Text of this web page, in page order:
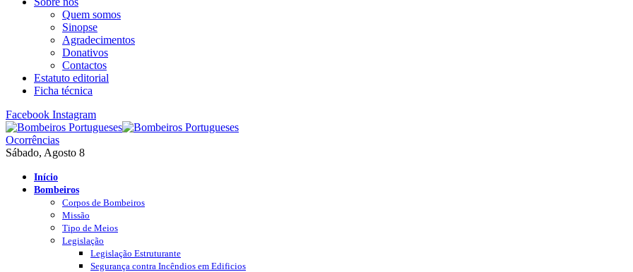
Quem somos
Sinopse
Agradecimentos
Donativos
Contactos
Estatuto editorial
Ficha técnica
Facebook Instagram
Ocorrências
Sábado, Agosto 8
Início
Bombeiros
Corpos de Bombeiros
Missão
Tipo de Meios
Legislação
Legislação Estruturante
Segurança contra Incêndios em Edificios